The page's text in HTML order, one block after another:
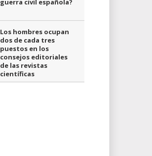
guerra civil española?
Los hombres ocupan
dos de cada tres
puestos en los
consejos editoriales
de las revistas
científicas